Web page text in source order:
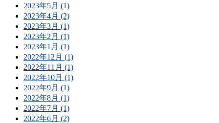
2023年5月 (1)
2023年4月 (2)
2023年3月 (1)
2023年2月 (1)
2023年1月 (1)
2022年12月 (1)
2022年11月 (1)
2022年10月 (1)
2022年9月 (1)
2022年8月 (1)
2022年7月 (1)
2022年6月 (2)